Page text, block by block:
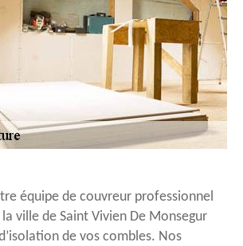
équipe de couvreur professionnel
ville de Saint Vivien De Monsegur
de vos combles. Nos